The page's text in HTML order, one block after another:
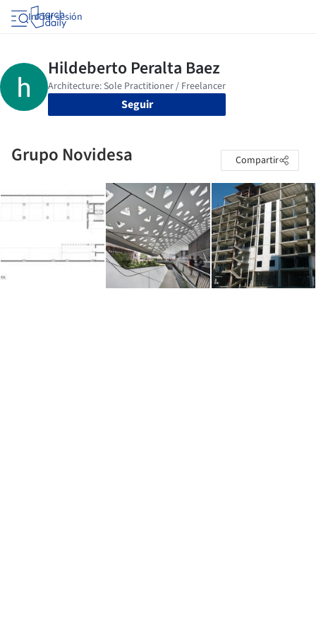
Iniciar sesión
Seguir
Grupo Novidesa Compartir